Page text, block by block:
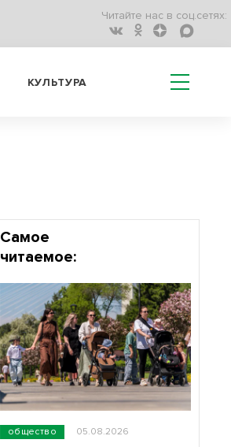
Читайте нас в соц.сетях:
КУЛЬТУРА
Самое
читаемое:
общество 05.08.2026